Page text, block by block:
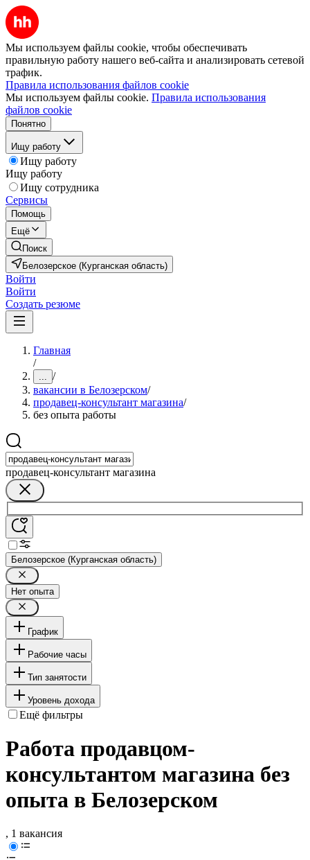
Мы используем файлы cookie, чтобы обеспечивать
правильную работу нашего веб-сайта и анализировать сетевой
трафик.
Правила использования файлов cookie
Мы используем файлы cookie. Правила использования
файлов cookie
Понятно
Ищу работу
Ищу работу
Ищу работу
Ищу сотрудника
Сервисы
Помощь
Ещё
Поиск
Белозерское (Курганская область)
Войти
Войти
Создать резюме
Главная
/
... /
вакансии в Белозерском/
продавец-консультант магазина/
без опыта работы
продавец-консультант магазина
Белозерское (Курганская область)
Нет опыта
График
Рабочие часы
Тип занятости
Уровень дохода
Ещё фильтры
Работа продавцом-
консультантом магазина без
опыта в Белозерском
, 1 вакансия